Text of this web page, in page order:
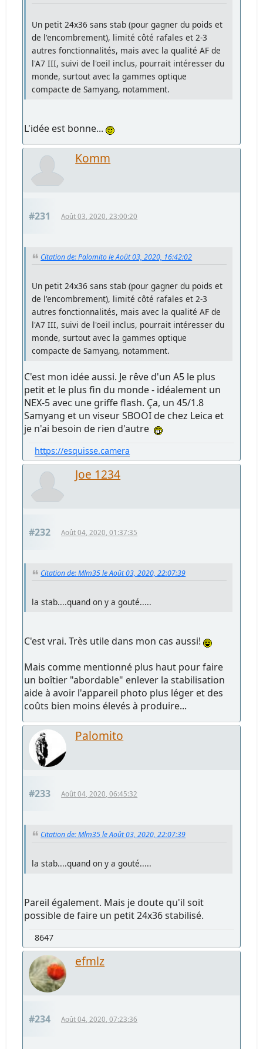
Un petit 24x36 sans stab (pour gagner du poids et
de l'encombrement), limité côté rafales et 2-3
autres fonctionnalités, mais avec la qualité AF de
l'A7 III, suivi de l'oeil inclus, pourrait intéresser du
monde, surtout avec la gammes optique
compacte de Samyang, notamment.
L'idée est bonne...
Komm
#231 Août 03, 2020, 23:00:20
Citation de: Palomito le Août 03, 2020, 16:42:02
Un petit 24x36 sans stab (pour gagner du poids et
de l'encombrement), limité côté rafales et 2-3
autres fonctionnalités, mais avec la qualité AF de
l'A7 III, suivi de l'oeil inclus, pourrait intéresser du
monde, surtout avec la gammes optique
compacte de Samyang, notamment.
C'est mon idée aussi. Je rêve d'un A5 le plus
petit et le plus fin du monde - idéalement un
NEX-5 avec une griffe flash. Ça, un 45/1.8
Samyang et un viseur SBOOI de chez Leica et
je n'ai besoin de rien d'autre
https://esquisse.camera
Joe 1234
#232 Août 04, 2020, 01:37:35
Citation de: Mlm35 le Août 03, 2020, 22:07:39
la stab....quand on y a gouté.....
C'est vrai. Très utile dans mon cas aussi!
Mais comme mentionné plus haut pour faire
un boîtier "abordable" enlever la stabilisation
aide à avoir l'appareil photo plus léger et des
coûts bien moins élevés à produire...
Palomito
#233 Août 04, 2020, 06:45:32
Citation de: Mlm35 le Août 03, 2020, 22:07:39
la stab....quand on y a gouté.....
Pareil également. Mais je doute qu'il soit
possible de faire un petit 24x36 stabilisé.
8647
efmlz
#234 Août 04, 2020, 07:23:36